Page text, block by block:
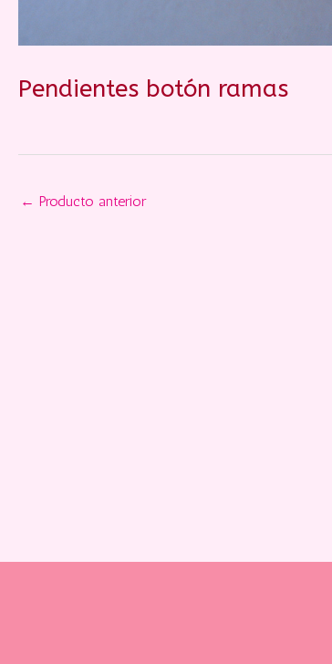
Pendientes botón ramas
← Producto anterior